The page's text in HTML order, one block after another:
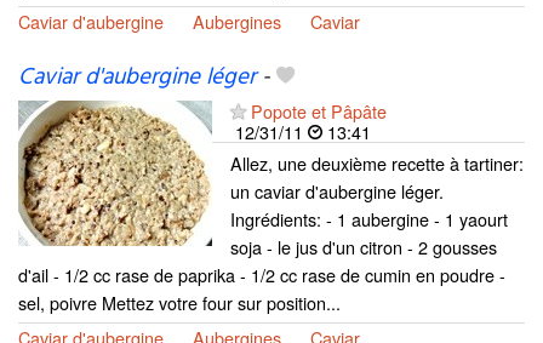
Caviar d'aubergine
Aubergines Caviar
Caviar d'aubergine léger-
Popote et Pâpâte
12/31/11
13:41
Allez, une deuxième recette à tartiner:
un caviar d'aubergine léger.
Ingrédients: - 1 aubergine - 1 yaourt
soja - le jus d'un citron - 2 gousses
d'ail - 1/2 cc rase de paprika - 1/2 cc rase de cumin en poudre -
sel, poivre Mettez votre four sur position...
Caviar d'aubergine
Aubergines Caviar